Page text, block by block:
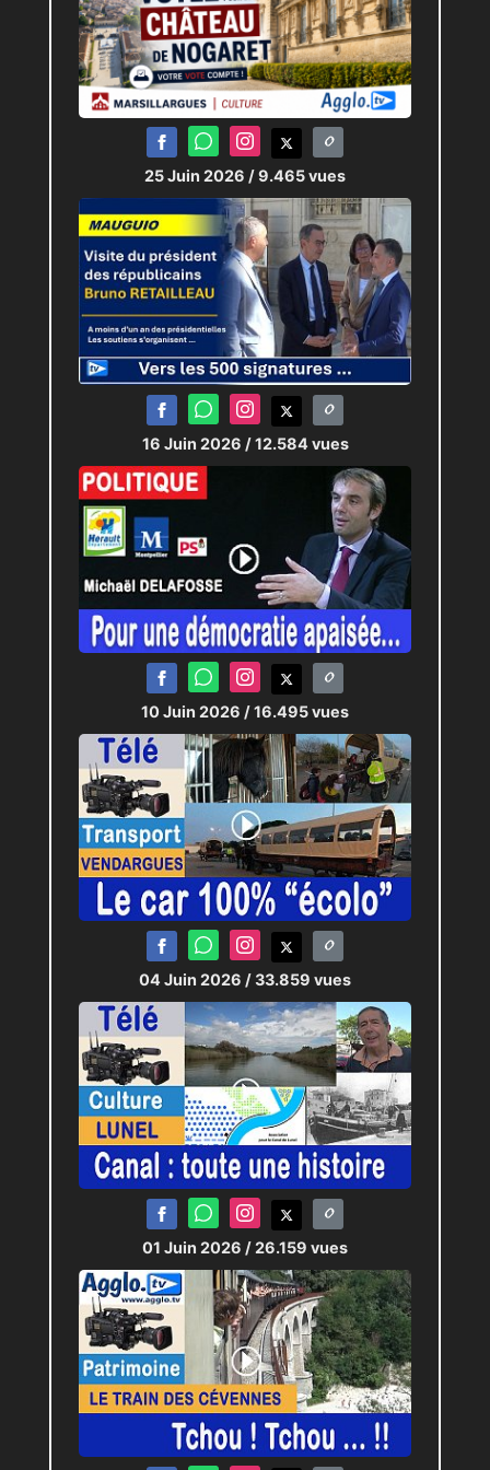
25 Juin 2026 / 9.465 vues
16 Juin 2026 / 12.584 vues
10 Juin 2026 / 16.495 vues
04 Juin 2026 / 33.859 vues
01 Juin 2026 / 26.159 vues